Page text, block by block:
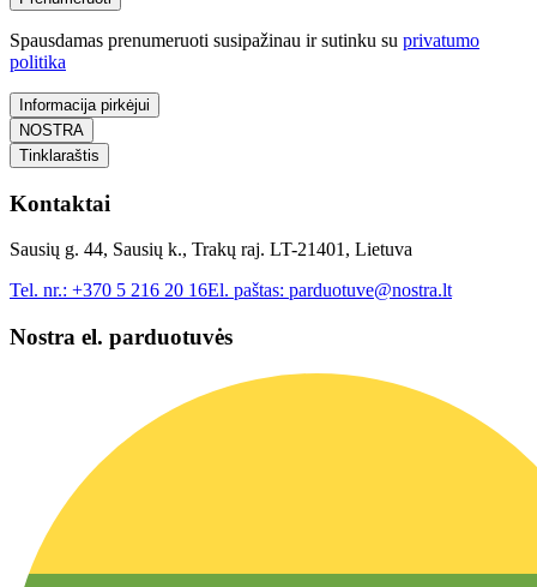
Spausdamas prenumeruoti susipažinau ir sutinku su privatumo
politika
Informacija pirkėjui
NOSTRA
Tinklaraštis
Kontaktai
Sausių g. 44, Sausių k., Trakų raj. LT-21401, Lietuva
Tel. nr.: +370 5 216 20 16El. paštas: parduotuve@nostra.lt
Nostra el. parduotuvės